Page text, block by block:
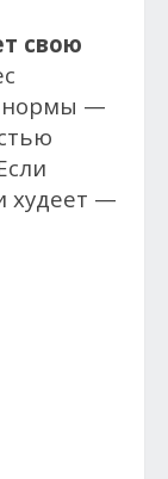
свою
нормы —
худеет —